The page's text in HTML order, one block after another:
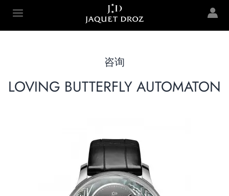
content
Jaquet Droz
咨询
LOVING BUTTERFLY AUTOMATON